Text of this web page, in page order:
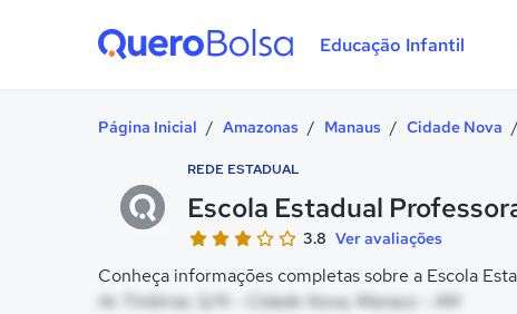
Educação Infantil
Página Inicial / Amazonas / Manaus / Cidade Nova /
REDE ESTADUAL
Escola Estadual
3.8 Ver avaliações
Conheça informações completas sobre a Escola
Av Timbiras, S/N - Cidade Nova, Manaus - AM